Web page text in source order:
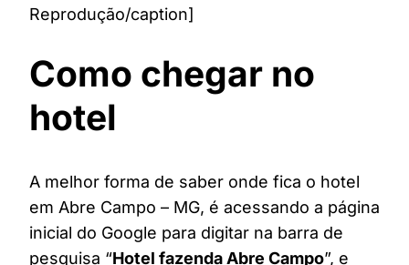
Reprodução/caption]
Como chegar no
hotel
A melhor forma de saber onde fica o hotel
em Abre Campo – MG, é acessando a página
inicial do Google para digitar na barra de
pesquisa “Hotel fazenda Abre Campo”, e